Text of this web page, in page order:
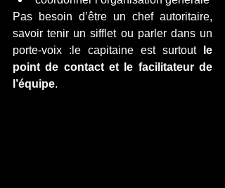
Pas besoin d’être un chef autoritaire,
savoir tenir un sifflet ou parler dans un
porte-voix :le capitaine est surtout
le
point de contact et le facilitateur de
l’équipe.